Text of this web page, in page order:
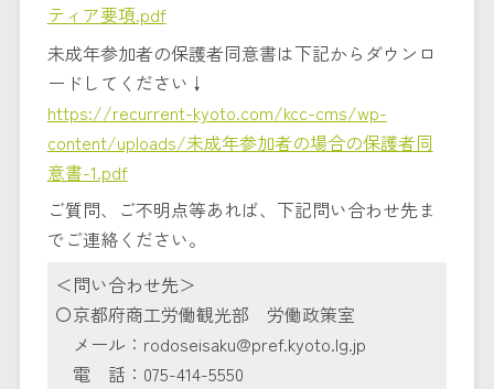
ティア要項.pdf
未成年参加者の保護者同意書は下記からダウンロ
ードしてください↓
https://recurrent-kyoto.com/kcc-cms/wp-
content/uploads/未成年参加者の場合の保護者同
意書-1.pdf
ご質問、ご不明点等あれば、下記問い合わせ先ま
でご連絡ください。
＜問い合わせ先＞
〇京都府商工労働観光部 労働政策室
メール：rodoseisaku@pref.kyoto.lg.jp
電 話：075-414-5550